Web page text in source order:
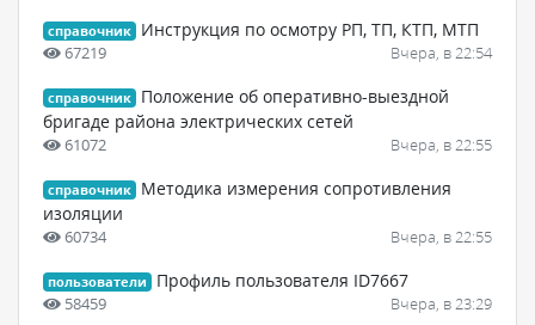
справочник Инструкция по осмотру РП, ТП, КТП, МТП
67219 Вчера, в 22:54
справочник
Положение об оперативно-выездной
бригаде района электрических сетей
61072 Вчера, в 22:55
справочник
Методика измерения сопротивления
изоляции
60734 Вчера, в 22:55
пользователи Профиль пользователя ID7667
58459 Вчера, в 23:29